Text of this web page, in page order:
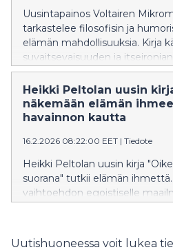
Uusintapainos Voltairen
tarkastelee filosofisin ja
elämän mahdollisuuksia. Kirja
suvaitsevaisuuden ja
ajankohtaisuus korostuu
arvojen puolustamisen
Heikki Peltolan uusin
näkemään elämän
havainnon kautta
16.2.2026 08:22:00 EET | Tiedote
Heikki Peltolan uusin kirja
suorana" tutkii elämän ihmettä.
vaihtoehdon egoistiselle
Lisätietoja:
Uutishuoneessa voit lukea